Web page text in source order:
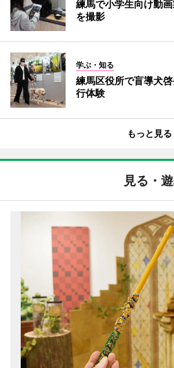
練馬で小学生向け動
を撮影
学ぶ・知る
練馬区役所で盲導犬
行体験
もっと見る
見る・